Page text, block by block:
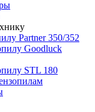
Partner 350/352
Goodluck
STL 180